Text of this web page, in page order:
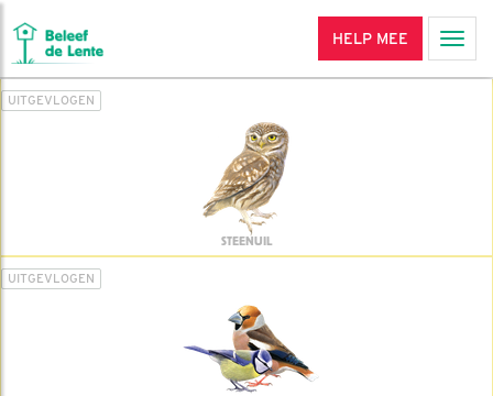
HELP MEE
UITGEVLOGEN
STEENUIL
UITGEVLOGEN